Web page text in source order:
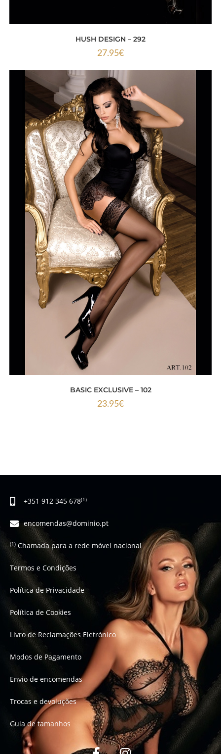
HUSH DESIGN – 292
27.95€
BASIC EXCLUSIVE – 102
23.95€
+351 912 345 678(1)
encomendas@dominio.pt
(1)Chamada para a rede móvel nacional
Termos e Condições
Política de Privacidade
Política de Cookies
Livro de Reclamações Eletrónico
Modos de Pagamento
Envio de encomendas
Trocas e devoluções
Guia de tamanhos